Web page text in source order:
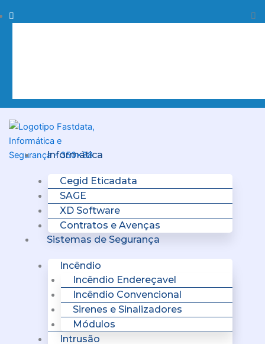
to
Procurar
Informática
Cegid Eticadata
SAGE
XD Software
Contratos e Avenças
Sistemas de Segurança
Incêndio
Incêndio Endereçavel
Incêndio Convencional
Sirenes e Sinalizadores
Módulos
Intrusão
Menu